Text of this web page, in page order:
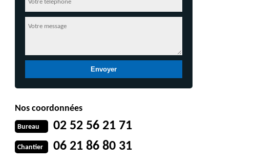
Nos coordonnées
Bureau 02 52 56 21 71
Chantier 06 21 86 80 31